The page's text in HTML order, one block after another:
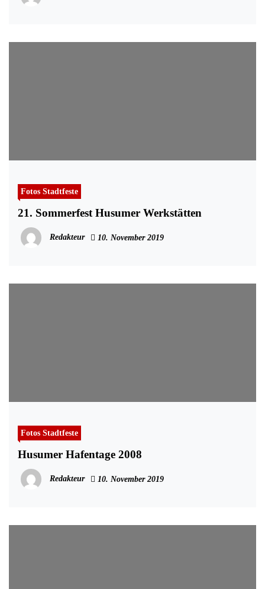
Fotos Stadtfeste
21. Sommerfest Husumer Werkstätten
Redakteur 10. November 2019
Fotos Stadtfeste
Husumer Hafentage 2008
Redakteur 10. November 2019